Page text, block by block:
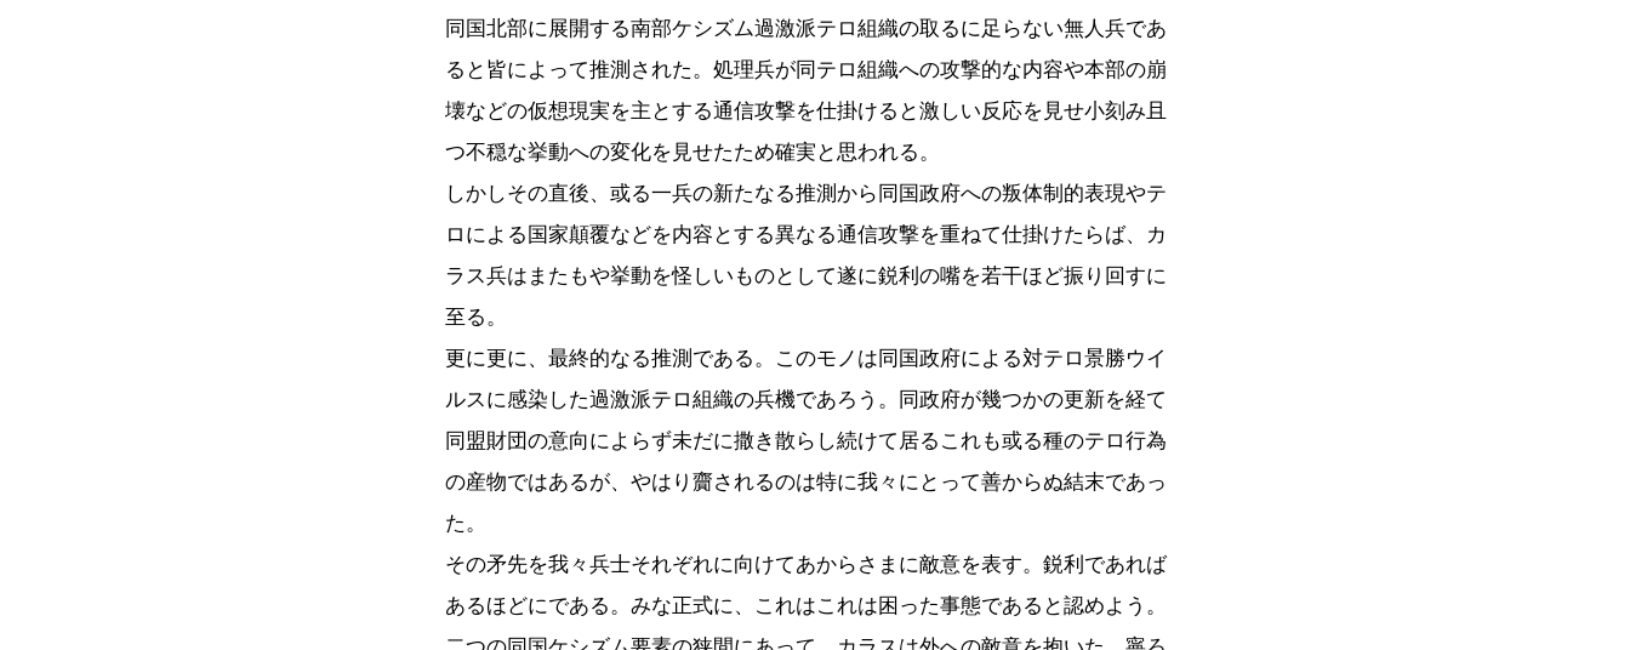
同国北部に展開する南部ケシズム過激派テロ組織の取るに足らない無人兵であ
ると皆によって推測された。処理兵が同テロ組織への攻撃的な内容や本部の崩
壊などの仮想現実を主とする通信攻撃を仕掛けると激しい反応を見せ小刻み且
つ不穏な挙動への変化を見せたため確実と思われる。
しかしその直後、或る一兵の新たなる推測から同国政府への叛体制的表現やテ
ロによる国家顛覆などを内容とする異なる通信攻撃を重ねて仕掛けたらば、カ
ラス兵はまたもや挙動を怪しいものとして遂に鋭利の嘴を若干ほど振り回すに
至る。
更に更に、最終的なる推測である。このモノは同国政府による対テロ景勝ウイ
ルスに感染した過激派テロ組織の兵機であろう。同政府が幾つかの更新を経て
同盟財団の意向によらず未だに撒き散らし続けて居るこれも或る種のテロ行為
の産物ではあるが、やはり齎されるのは特に我々にとって善からぬ結末であっ
た。
その矛先を我々兵士それぞれに向けてあからさまに敵意を表す。鋭利であれば
あるほどにである。みな正式に、これはこれは困った事態であると認めよう。